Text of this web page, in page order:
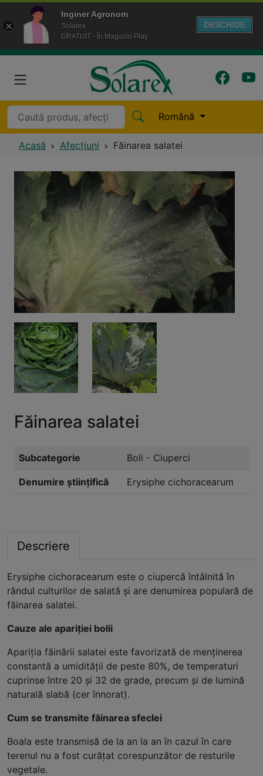
Inginer Agronom
Solarex
GRATUIT - În Magazin Play
DESCHIDE
Română
Acasă Afecțiuni Făinarea salatei
Făinarea salatei
Subcategorie Boli - Ciuperci
Denumire științifică Erysiphe cichoracearum
Descriere
Erysiphe cichoracearum este o ciupercă întâlnită în
rândul culturilor de salată și are denumirea populară de
făinarea salatei.
Cauze ale apariției bolii
Apariția făinării salatei este favorizată de menținerea
constantă a umidității de peste 80%, de temperaturi
cuprinse între 20 și 32 de grade, precum și de lumină
naturală slabă (cer înnorat).
Cum se transmite făinarea sfeclei
Boala este transmisă de la an la an în cazul în care
terenul nu a fost curățat corespunzător de resturile
vegetale.